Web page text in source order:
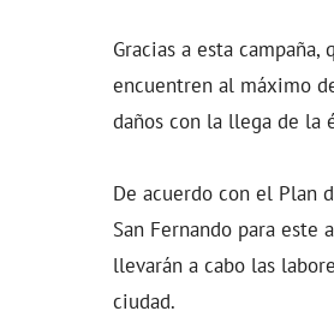
Gracias a esta
encuentren al máximo
daños con la llega de la
De acuerdo con el Plan
San Fernando para este
llevarán a cabo las
ciudad.